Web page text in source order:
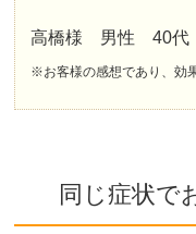
高橋様 男性 40代
※お客様の感想であり、効
同じ症状で